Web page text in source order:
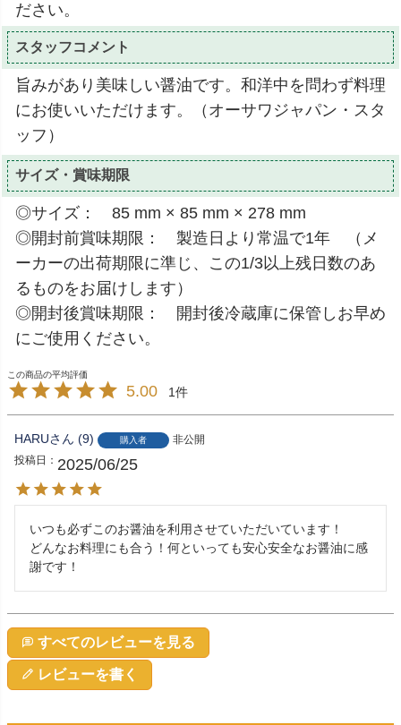
ださい。
スタッフコメント
旨みがあり美味しい醤油です。和洋中を問わず料理
にお使いいただけます。（オーサワジャパン・スタ
ッフ）
サイズ・賞味期限
◎サイズ： 85 mm × 85 mm × 278 mm
◎開封前賞味期限： 製造日より常温で1年 （メ
ーカーの出荷期限に準じ、この1/3以上残日数のあ
るものをお届けします）
◎開封後賞味期限： 開封後冷蔵庫に保管しお早め
にご使用ください。
5.00 1
HARU 9 購入者
非公開
投稿日
2025/06/25
いつも必ずこのお醤油を利用させていただいています！
どんなお料理にも合う！何といっても安心安全なお醤油に感
謝です！
すべてのレビューを見る
レビューを書く